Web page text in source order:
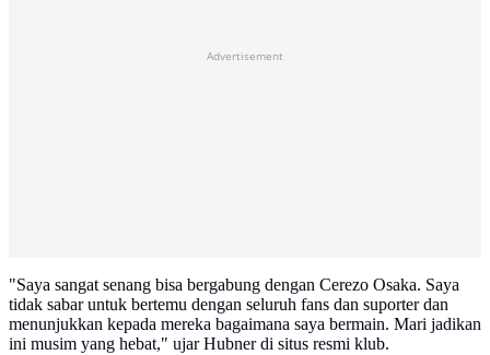
Advertisement
"Saya sangat senang bisa bergabung dengan Cerezo Osaka. Saya
tidak sabar untuk bertemu dengan seluruh fans dan suporter dan
menunjukkan kepada mereka bagaimana saya bermain. Mari jadikan
ini musim yang hebat," ujar Hubner di situs resmi klub.